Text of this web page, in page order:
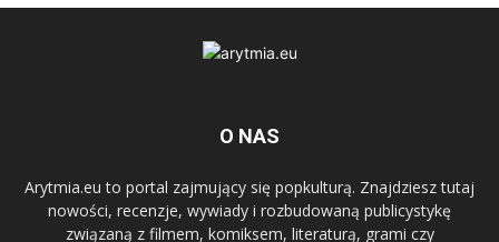
O NAS
Arytmia.eu to portal zajmujący się popkulturą. Znajdziesz tutaj
nowości, recenzje, wywiady i rozbudowaną publicystykę
związaną z filmem, komiksem, literaturą, grami czy